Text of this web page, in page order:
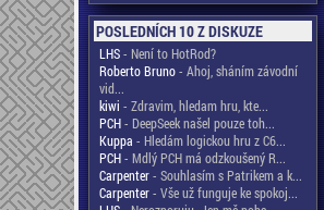
POSLEDNÍCH 10 Z DISKUZE
LHS- Není to HotRod?
Roberto Bruno- Ahoj, sháním závodní
vid...
kiwi - Zdravim, hledam hru, kte...
PCH- DeepSeek našel pouze toh...
Kuppa - Hledám logickou hru z C6...
PCH- Mdlý PCH má odzkoušený R...
Carpenter- Souhlasím s Patrikem a k...
Carpenter- Vše už funguje ke spokoj...